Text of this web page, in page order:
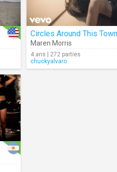
Circles Around This Town
Maren Morris
4 ans | 272 parties
chuckyalvaro